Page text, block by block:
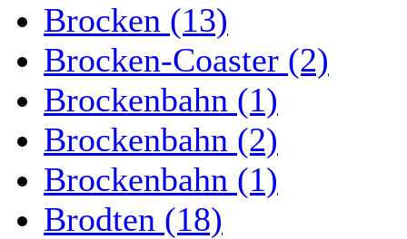
Brocken (13)
Brocken-Coaster (2)
Brockenbahn (1)
Brockenbahn (2)
Brockenbahn (1)
Brodten (18)